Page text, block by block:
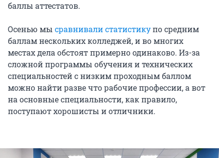
баллы аттестатов.
Осенью мы сравнивали статистикупо средним
баллам нескольких колледжей, и во многих
местах дела обстоят примерно одинаково. Из-за
сложной программы обучения и технических
специальностей с низким проходным баллом
можно найти разве что рабочие профессии, а вот
на основные специальности, как правило,
поступают хорошисты и отличники.